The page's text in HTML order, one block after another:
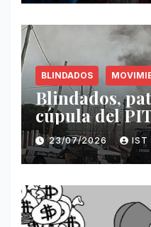
BLINDADOS
Blindados,
cúpula del
23/07/2026 IST